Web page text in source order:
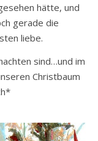
hätte, und
gerade die
liebe.
sind…und im
Christbaum